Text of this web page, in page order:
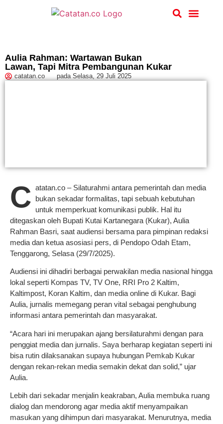
Aulia Rahman: Wartawan Bukan
Lawan, Tapi Mitra Pembangunan Kukar
catatan.co pada Selasa, 29 Juli 2025
C atatan.co – Silaturahmi antara pemerintah dan media
bukan sekadar formalitas, tapi sebuah kebutuhan
untuk memperkuat komunikasi publik. Hal itu
ditegaskan oleh Bupati Kutai Kartanegara (Kukar), Aulia
Rahman Basri, saat audiensi bersama para pimpinan redaksi
media dan ketua asosiasi pers, di Pendopo Odah Etam,
Tenggarong, Selasa (29/7/2025).
Audiensi ini dihadiri berbagai perwakilan media nasional hingga
lokal seperti Kompas TV, TV One, RRI Pro 2 Kaltim,
Kaltimpost, Koran Kaltim, dan media online di Kukar. Bagi
Aulia, jurnalis memegang peran vital sebagai penghubung
informasi antara pemerintah dan masyarakat.
“Acara hari ini merupakan ajang bersilaturahmi dengan para
penggiat media dan jurnalis. Saya berharap kegiatan seperti ini
bisa rutin dilaksanakan supaya hubungan Pemkab Kukar
dengan rekan-rekan media semakin dekat dan solid,” ujar
Aulia.
Lebih dari sekadar menjalin keakraban, Aulia membuka ruang
dialog dan mendorong agar media aktif menyampaikan
masukan yang dihimpun dari masyarakat. Menurutnya, media